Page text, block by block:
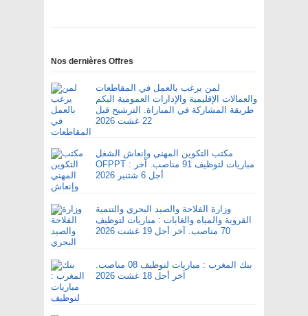
Nos dernières Offres
لمن يرغب بالعمل في المقاطعات
والعمالات الإقليمية والإدارات العمومية اليكم
طريقة المشاركة في المباراة. الترشيح قبل
22 غشت 2026
مكتب التكوين المهني وإنعاش الشغل
OFPPT : مباريات لتوظيف 91 مناصب. آخر
أجل 6 شتنبر 2026
وزارة الفلاحة والصيد البحري والتنمية
القروية والمياه والغابات : مباريات لتوظيف
70 مناصب. آخر أجل 19 غشت 2026
بنك المغرب : مباريات لتوظيف 08 مناصب.
آخر أجل 18 غشت 2026